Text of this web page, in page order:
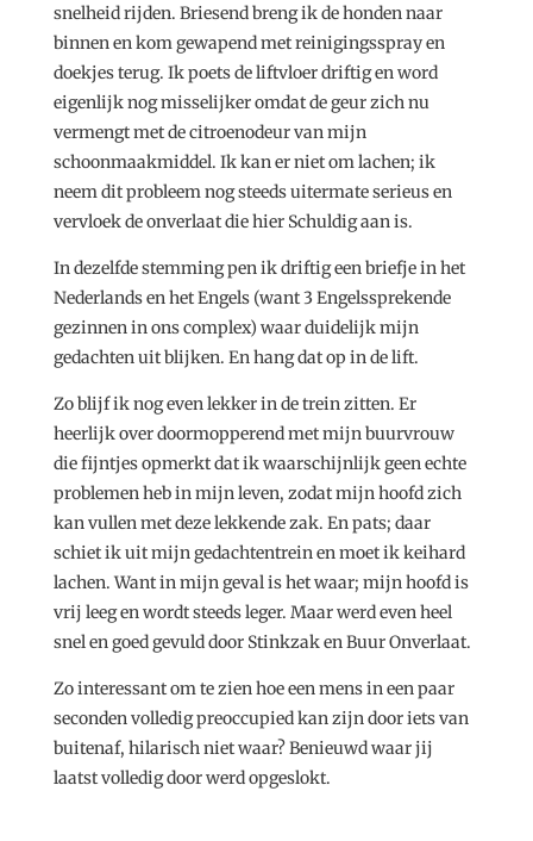
snelheid rijden. Briesend breng ik de honden naar
binnen en kom gewapend met reinigingsspray en
doekjes terug. Ik poets de liftvloer driftig en word
eigenlijk nog misselijker omdat de geur zich nu
vermengt met de citroenodeur van mijn
schoonmaakmiddel. Ik kan er niet om lachen; ik
neem dit probleem nog steeds uitermate serieus en
vervloek de onverlaat die hier Schuldig aan is.
In dezelfde stemming pen ik driftig een briefje in het
Nederlands en het Engels (want 3 Engelssprekende
gezinnen in ons complex) waar duidelijk mijn
gedachten uit blijken. En hang dat op in de lift.
Zo blijf ik nog even lekker in de trein zitten. Er
heerlijk over doormopperend met mijn buurvrouw
die fijntjes opmerkt dat ik waarschijnlijk geen echte
problemen heb in mijn leven, zodat mijn hoofd zich
kan vullen met deze lekkende zak. En pats; daar
schiet ik uit mijn gedachtentrein en moet ik keihard
lachen. Want in mijn geval is het waar; mijn hoofd is
vrij leeg en wordt steeds leger. Maar werd even heel
snel en goed gevuld door Stinkzak en Buur Onverlaat.
Zo interessant om te zien hoe een mens in een paar
seconden volledig preoccupied kan zijn door iets van
buitenaf, hilarisch niet waar? Benieuwd waar jij
laatst volledig door werd opgeslokt.